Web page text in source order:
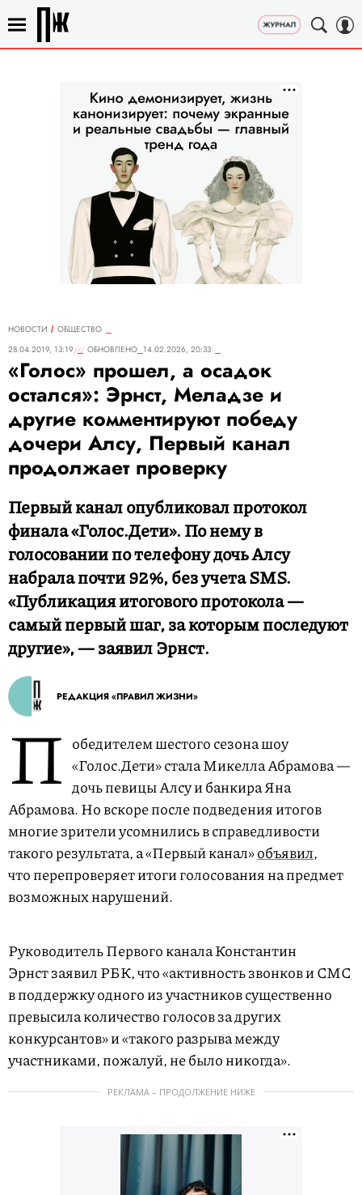
НОВОСТИ
ОБЩЕСТВО
28.04.2019, 13:19
ОБНОВЛЕНО 14.02.2026, 20:33
«Голос» прошел, а осадок
остался»: Эрнст, Меладзе и
другие комментируют победу
дочери Алсу, Первый канал
продолжает проверку
Первый канал опубликовал протокол
финала «Голос.Дети». По нему в
голосовании по телефону дочь Алсу
набрала почти 92%, без учета SMS.
«Публикация итогового протокола —
самый первый шаг, за которым последуют
другие», — заявил Эрнст.
РЕДАКЦИЯ «ПРАВИЛ ЖИЗНИ»
П обедителем шестого сезона шоу
«Голос.Дети» стала Микелла Абрамова —
дочь певицы Алсу и банкира Яна
Абрамова. Но вскоре после подведения итогов
многие зрители усомнились в справедливости
такого результата, а «Первый канал»объявил,
что перепроверяет итоги голосования на предмет
возможных нарушений.
Руководитель Первого канала Константин
Эрнст заявил РБК, что «активность звонков и СМС
в поддержку одного из участников существенно
превысила к​​оличество голосов за других
конкурсантов» и «такого разрыва между
участниками, пожалуй, не было никогда».
РЕКЛАМА – ПРОДОЛЖЕНИЕ НИЖЕ